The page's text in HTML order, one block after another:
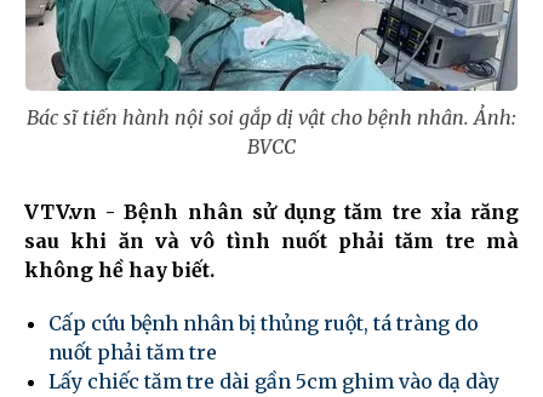
Bác sĩ tiến hành nội soi gắp dị vật cho bệnh nhân. Ảnh:
BVCC
VTV.vn - Bệnh nhân sử dụng tăm tre xỉa răng
sau khi ăn và vô tình nuốt phải tăm tre mà
không hề hay biết.
Cấp cứu bệnh nhân bị thủng ruột, tá tràng do
nuốt phải tăm tre
Lấy chiếc tăm tre dài gần 5cm ghim vào dạ dày